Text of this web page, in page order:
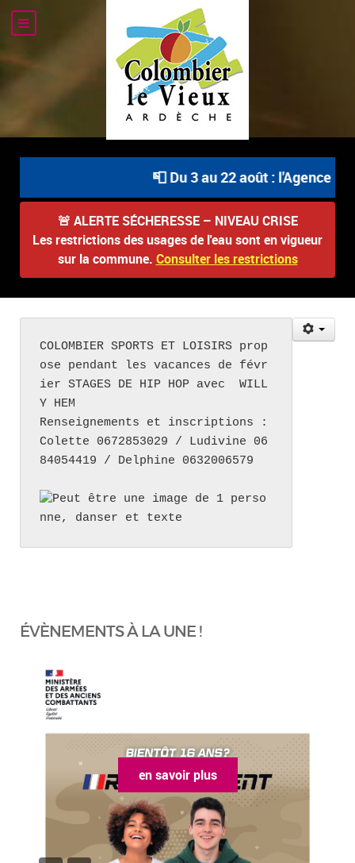
📮 Du 3 au 22 août : l'Agence
🚨 ALERTE SÉCHERESSE – NIVEAU CRISE
Les restrictions des usages de l'eau sont en vigueur
sur la commune. Consulter les restrictions
COLOMBIER SPORTS ET LOISIRS prop
ose pendant les vacances de févr
ier STAGES DE HIP HOP avec  WILL
Y HEM
Renseignements et inscriptions :
Colette 0672853029 / Ludivine 06
84054419 / Delphine 0632006579
ÉVÈNEMENTS À LA UNE !
en savoir plus